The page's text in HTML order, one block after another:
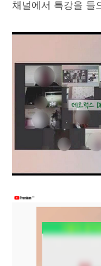
채널에서 특강을 들